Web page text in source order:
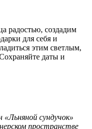
радостью, создадим
для себя и
этим светлым,
даты и
«Льняной сундучок»
пространстве